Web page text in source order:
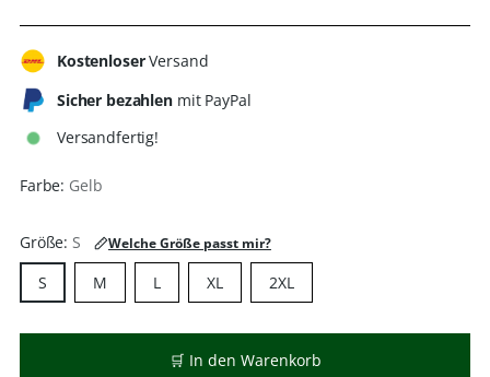
KostenloserVersand
Sicher bezahlenmit PayPal
Versandfertig!
Farbe: Gelb
Größe:S Welche Größe passt mir?
S M L XL 2XL
🛒 In den Warenkorb